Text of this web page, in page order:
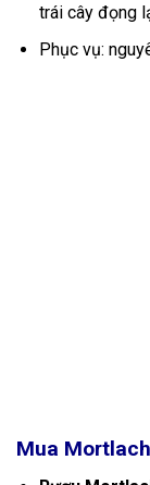
trái cây đọng
Phục vụ:
Mua